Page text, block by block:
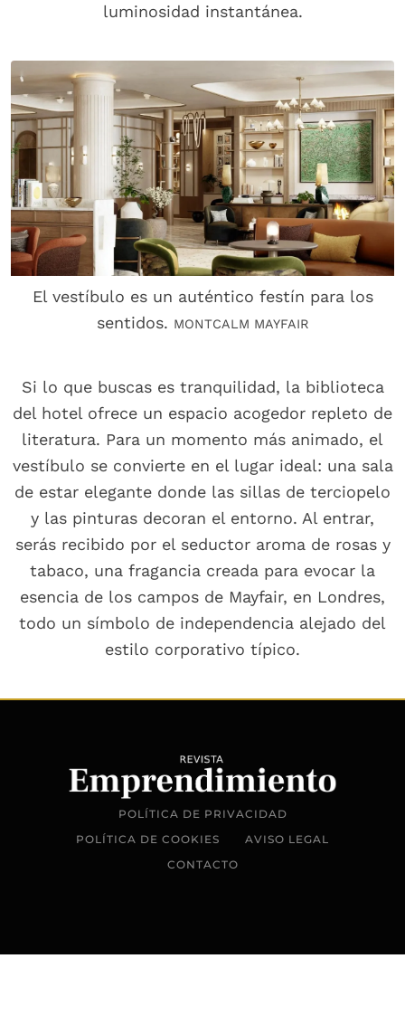
luminosidad instantánea.
El vestíbulo es un auténtico festín para los
sentidos. MONTCALM MAYFAIR
Si lo que buscas es tranquilidad, la biblioteca
del hotel ofrece un espacio acogedor repleto de
literatura. Para un momento más animado, el
vestíbulo se convierte en el lugar ideal: una sala
de estar elegante donde las sillas de terciopelo
y las pinturas decoran el entorno. Al entrar,
serás recibido por el seductor aroma de rosas y
tabaco, una fragancia creada para evocar la
esencia de los campos de Mayfair, en Londres,
todo un símbolo de independencia alejado del
estilo corporativo típico.
POLÍTICA DE PRIVACIDAD
POLÍTICA DE COOKIES
AVISO LEGAL
CONTACTO